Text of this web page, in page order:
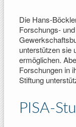
Die Hans-
Forschungs-
unterstützen sie
ermöglichen.
Forschungen in
Stiftung
PISA-